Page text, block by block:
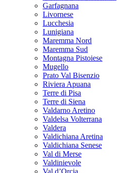
Garfagnana
Livornese
Lucchesia
Lunigiana
Maremma Nord
Maremma Sud
Montagna Pistoiese
Mugello
Prato Val Bisenzio
Riviera Apuana
Terre di Pisa
Terre di Siena
Valdarno Aretino
Valdelsa Volterrana
Valdera
Valdichiana Aretina
Valdichiana Senese
Val di Merse
Valdinievole